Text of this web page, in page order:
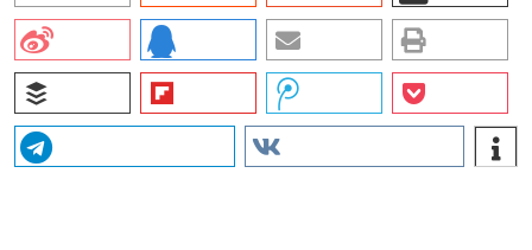
Santos, Angel Oreste Villamar Delgado, Rosa María Mora
Castro
Uso de tecnologías emergentes en educación primaria:
una revisión sistemática.
South Florida Journal of
Development, 7(7), e6688.
10.46932/sfjdv7n7-023